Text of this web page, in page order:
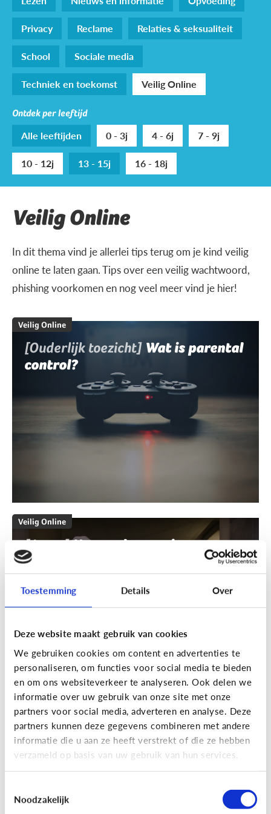
Toestemming Details Over
Deze website maakt gebruik van cookies
We gebruiken cookies om content en advertenties te
personaliseren, om functies voor social media te bieden
en om ons websiteverkeer te analyseren. Ook delen we
informatie over uw gebruik van onze site met onze
partners voor social media, adverteren en analyse. Deze
partners kunnen deze gegevens combineren met andere
informatie die u aan ze heeft verstrekt of die ze hebben
verzameld op basis van uw gebruik van hun services.
Noodzakelijk
Privacy
Reclame
Relaties & seksualiteit
School
Sociale media
Techniek en toekomst
Veilig Online
Ontdek per leeftijd
Alle leeftijden 0 - 3j 4 - 6j
7 - 9j
10 - 12j
13 - 15j 16 - 18j
Veilig Online
In dit thema vind je allerlei tips terug om je kind veilig
online te laten gaan. Tips over een veilig wachtwoord,
phishing voorkomen en nog veel meer vind je hier!
Veilig Online
[Ouderlijk toezicht] Wat is parental
control?
Veilig Online
[Actua]Hoe snel geven jongeren
hun bankkaart in ruil voor geld?
En wat zijn 'geldezels'?
[Hoe werkt het?]Locatiegegevens
delen via de smartphone